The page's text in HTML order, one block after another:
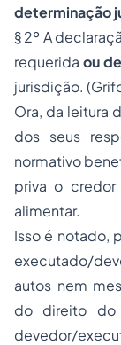
determinação
§ 2º A
requerida ou
jurisdição.
Ora, da leitura
dos seus
normativo
priva o
alimentar.
Isso é notado,
executado/
autos nem
do direito do
devedor/